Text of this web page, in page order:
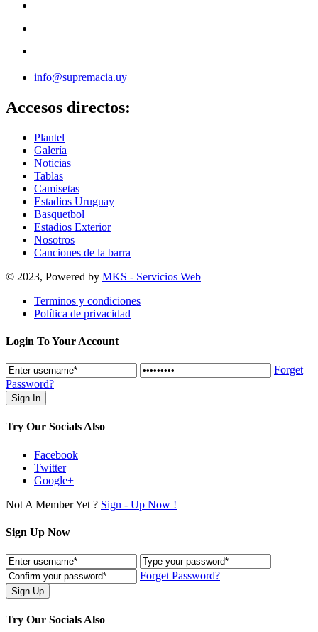
info@supremacia.uy
Accesos directos:
Plantel
Galería
Noticias
Tablas
Camisetas
Estadios Uruguay
Basquetbol
Estadios Exterior
Nosotros
Canciones de la barra
© 2023, Powered by MKS - Servicios Web
Terminos y condiciones
Política de privacidad
Login To Your Account
Forget
Password?
Try Our Socials Also
Facebook
Twitter
Google+
Not A Member Yet ? Sign - Up Now !
Sign Up Now
Forget Password?
Try Our Socials Also